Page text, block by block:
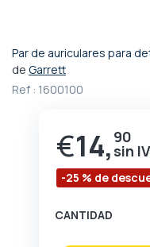
Par de auriculares para
de Garrett
Ref : 1600100
Precio
especial
€14, 90
-25 % de
CANTIDAD
Saltar
al
comienzo
imágenes